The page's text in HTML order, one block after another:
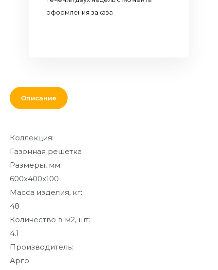
Кровля и
дома и офиса
От кирпича
Дополнительные
товары и
материалы
Благоустройство
и декор
оформления заказа
Описание
Коллекция:
Газонная решетка
Размеры, мм:
600x400x100
Масса изделия, кг:
48
Количество в м2, шт:
4.1
Производитель:
Арго